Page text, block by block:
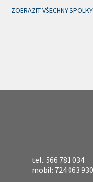
ZOBRAZIT VŠECHNY SPOLKY
tel.: 566 781 034
mobil: 724 063 930